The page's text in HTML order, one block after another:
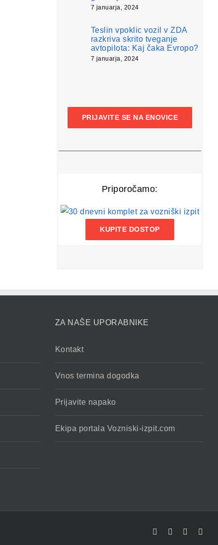
7 januarja, 2024
Teslin vpoklic vozil v ZDA
razkriva skrito tveganje
avtopilota: Kaj čaka Evropo?
7 januarja, 2024
PRIJAVITE SE NA ENOVICE
Priporočamo:
KUPITE DOSTOP
ZA NAŠE UPORABNIKE
Kontakt
Vnos termina dogodka
Prijavite napako
Ekipa portala Vozniski-izpit.com
FacebookYouTube
Rss